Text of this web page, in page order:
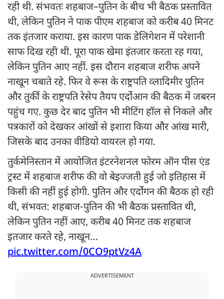
रही थी. संभवतः शहबाज–पुतिन के बीच भी बैठक प्रस्तावित
थी, लेकिन पुतिन ने पाक पीएम शहबाज को करीब 40 मिनट
तक इंतजार कराया. इस कारण पाक डेलिगेशन में परेशानी
साफ दिख रही थी. पूरा पाक खेमा इंतजार करता रह गया,
लेकिन पुतिन आए नहीं. इस दौरान शहबाज शरीफ अपने
नाखून चबाते रहे. फिर वे रूस के राष्ट्रपति व्लादिमीर पुतिन
और तुर्की के राष्ट्रपति रेसेप तैयप एर्दोआन की बैठक में जबरन
पहुंच गए. कुछ देर बाद पुतिन भी मीटिंग हॉल से निकले और
पत्रकारों को देखकर आंखों से इशारा किया और आंख मारी,
जिसके बाद उनका वीडियो वायरल हो गया.
तुर्कमेनिस्तान में आयोजित इंटरनेशनल फोरम ऑन पीस एंड
ट्रस्ट में शहबाज शरीफ की वो बेइज्जती हुई जो इतिहास में
किसी की नहीं हुई होगी. पुतिन और एर्दोगन की बैठक हो रही
थी, संभवत: शहबाज-पुतिन की भी बैठक प्रस्तावित थी,
लेकिन पुतिन नहीं आए, करीब 40 मिनट तक शहबाज
इतजार करते रहे, नाखून…
pic.twitter.com/0CO9ptVz4A
ADVERTISEMENT